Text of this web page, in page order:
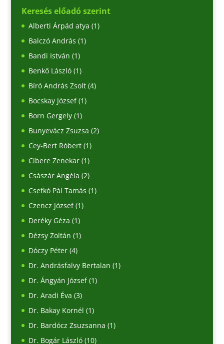
Keresés előadó szerint
Alberti Árpád atya (1)
Balczó András (1)
Bandi István (1)
Benkő László(1)
Bíró András Zsolt(4)
Bocskay József(1)
Born Gergely(1)
Bunyevácz Zsuzsa (2)
Cey-Bert Róbert(1)
Cibere Zenekar(1)
Császár Angéla (2)
Csefkó Pál Tamás (1)
Czencz József(1)
Deréky Géza (1)
Dézsy Zoltán (1)
Dóczy Péter(4)
Dr. Andrásfalvy Bertalan (1)
Dr. Ángyán József(1)
Dr. Aradi Éva (3)
Dr. Bakay Kornél (1)
Dr. Bardócz Zsuzsanna (1)
Dr. Bogár László(10)